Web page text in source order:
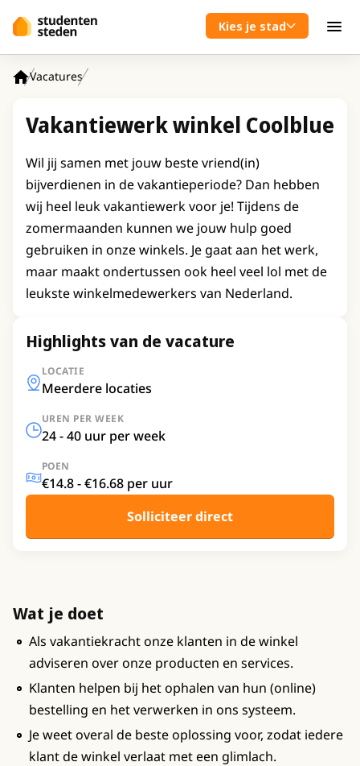
Kies je stad
Vacatures
Vakantiewerk winkel Coolblue
Wil jij samen met jouw beste vriend(in)
bijverdienen in de vakantieperiode? Dan hebben
wij heel leuk vakantiewerk voor je! Tijdens de
zomermaanden kunnen we jouw hulp goed
gebruiken in onze winkels. Je gaat aan het werk,
maar maakt ondertussen ook heel veel lol met de
leukste winkelmedewerkers van Nederland.
Highlights van de vacature
LOCATIE
Meerdere locaties
UREN PER WEEK
24 - 40 uur per week
POEN
€14.8 - €16.68 per uur
Solliciteer direct
Wat je doet
Als vakantiekracht onze klanten in de winkel
adviseren over onze producten en services.
Klanten helpen bij het ophalen van hun (online)
bestelling en het verwerken in ons systeem.
Je weet overal de beste oplossing voor, zodat iedere
klant de winkel verlaat met een glimlach.